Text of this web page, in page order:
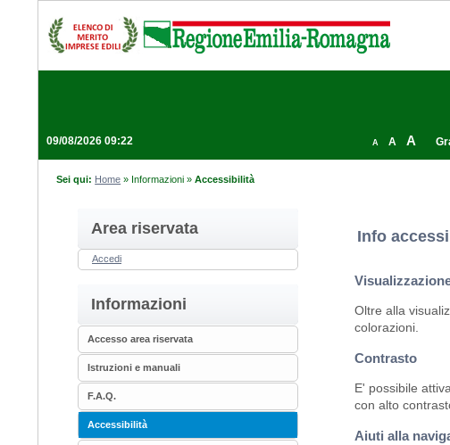
09/08/2026 09:22 A A A
Sei qui: Home » Informazioni »Accessibilità
Area riservata
Accedi
Informazioni
Accesso area riservata
Istruzioni e manuali
F.A.Q.
Accessibilità
Info
Oltre alla
colorazioni.
Contrasto
E' possibile
con alto
Aiuti alla